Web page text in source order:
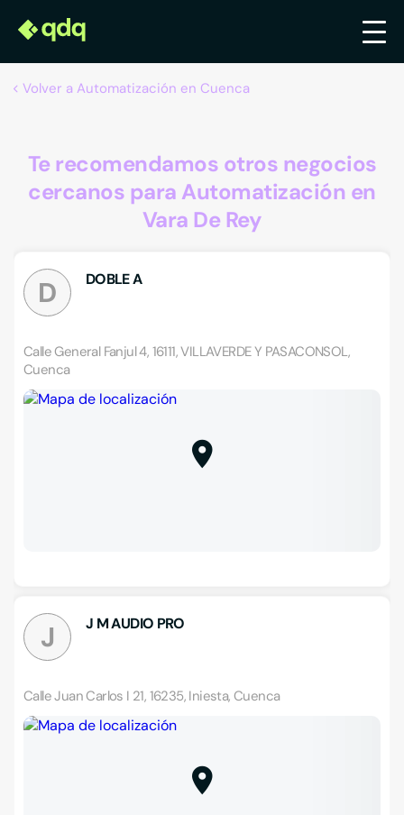
Volver a Automatización en Cuenca
Te recomendamos otros negocios
cercanos para Automatización en
Vara De Rey
D DOBLE A
Calle General Fanjul 4, 16111, VILLAVERDE Y PASACONSOL,
Cuenca
J J M AUDIO PRO
Calle Juan Carlos I 21, 16235, Iniesta, Cuenca